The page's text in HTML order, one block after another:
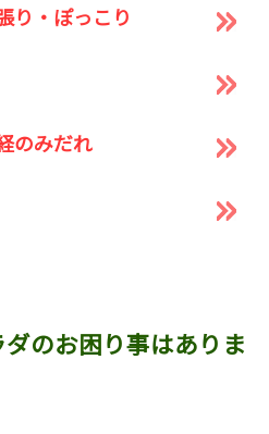
り・ぽっこり
のみだれ
のお困り事はありま